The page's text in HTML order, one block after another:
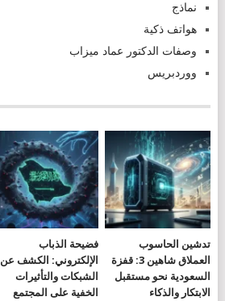
نماذج
هواتف ذكية
وصفات الدكتور عماد ميزاب
ووردبريس
تدشين الحاسوب
العملاق شاهين 3: قفزة
السعودية نحو مستقبل
الابتكار والذكاء
فضيحة الذباب
الإلكتروني: الكشف عن
الشبكات والتأثيرات
الخفية على المجتمع